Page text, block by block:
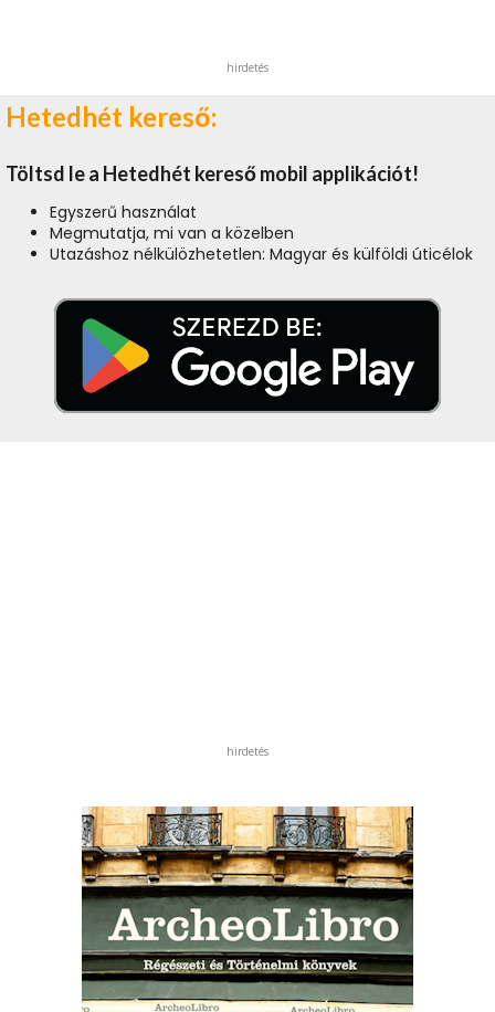
hirdetés
Hetedhét kereső:
Töltsd le a Hetedhét kereső mobil applikációt!
Egyszerű használat
Megmutatja, mi van a közelben
Utazáshoz nélkülözhetetlen: Magyar és külföldi úticélok
hirdetés